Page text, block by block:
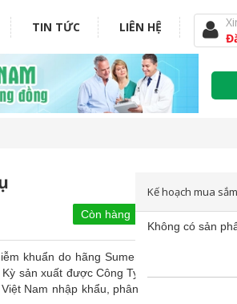
TIN TỨC LIÊN HỆ
Còn hàng
khuẩn do hãng Sumer
sản xuất được Công Ty
Nam nhập khẩu, phân
Kế hoạch mua sắm
Không có sản